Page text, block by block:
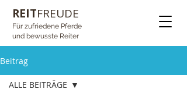
REITFREUDE
Für zufriedene Pferde
und bewusste Reiter
Beitrag
ALLE BEITRÄGE